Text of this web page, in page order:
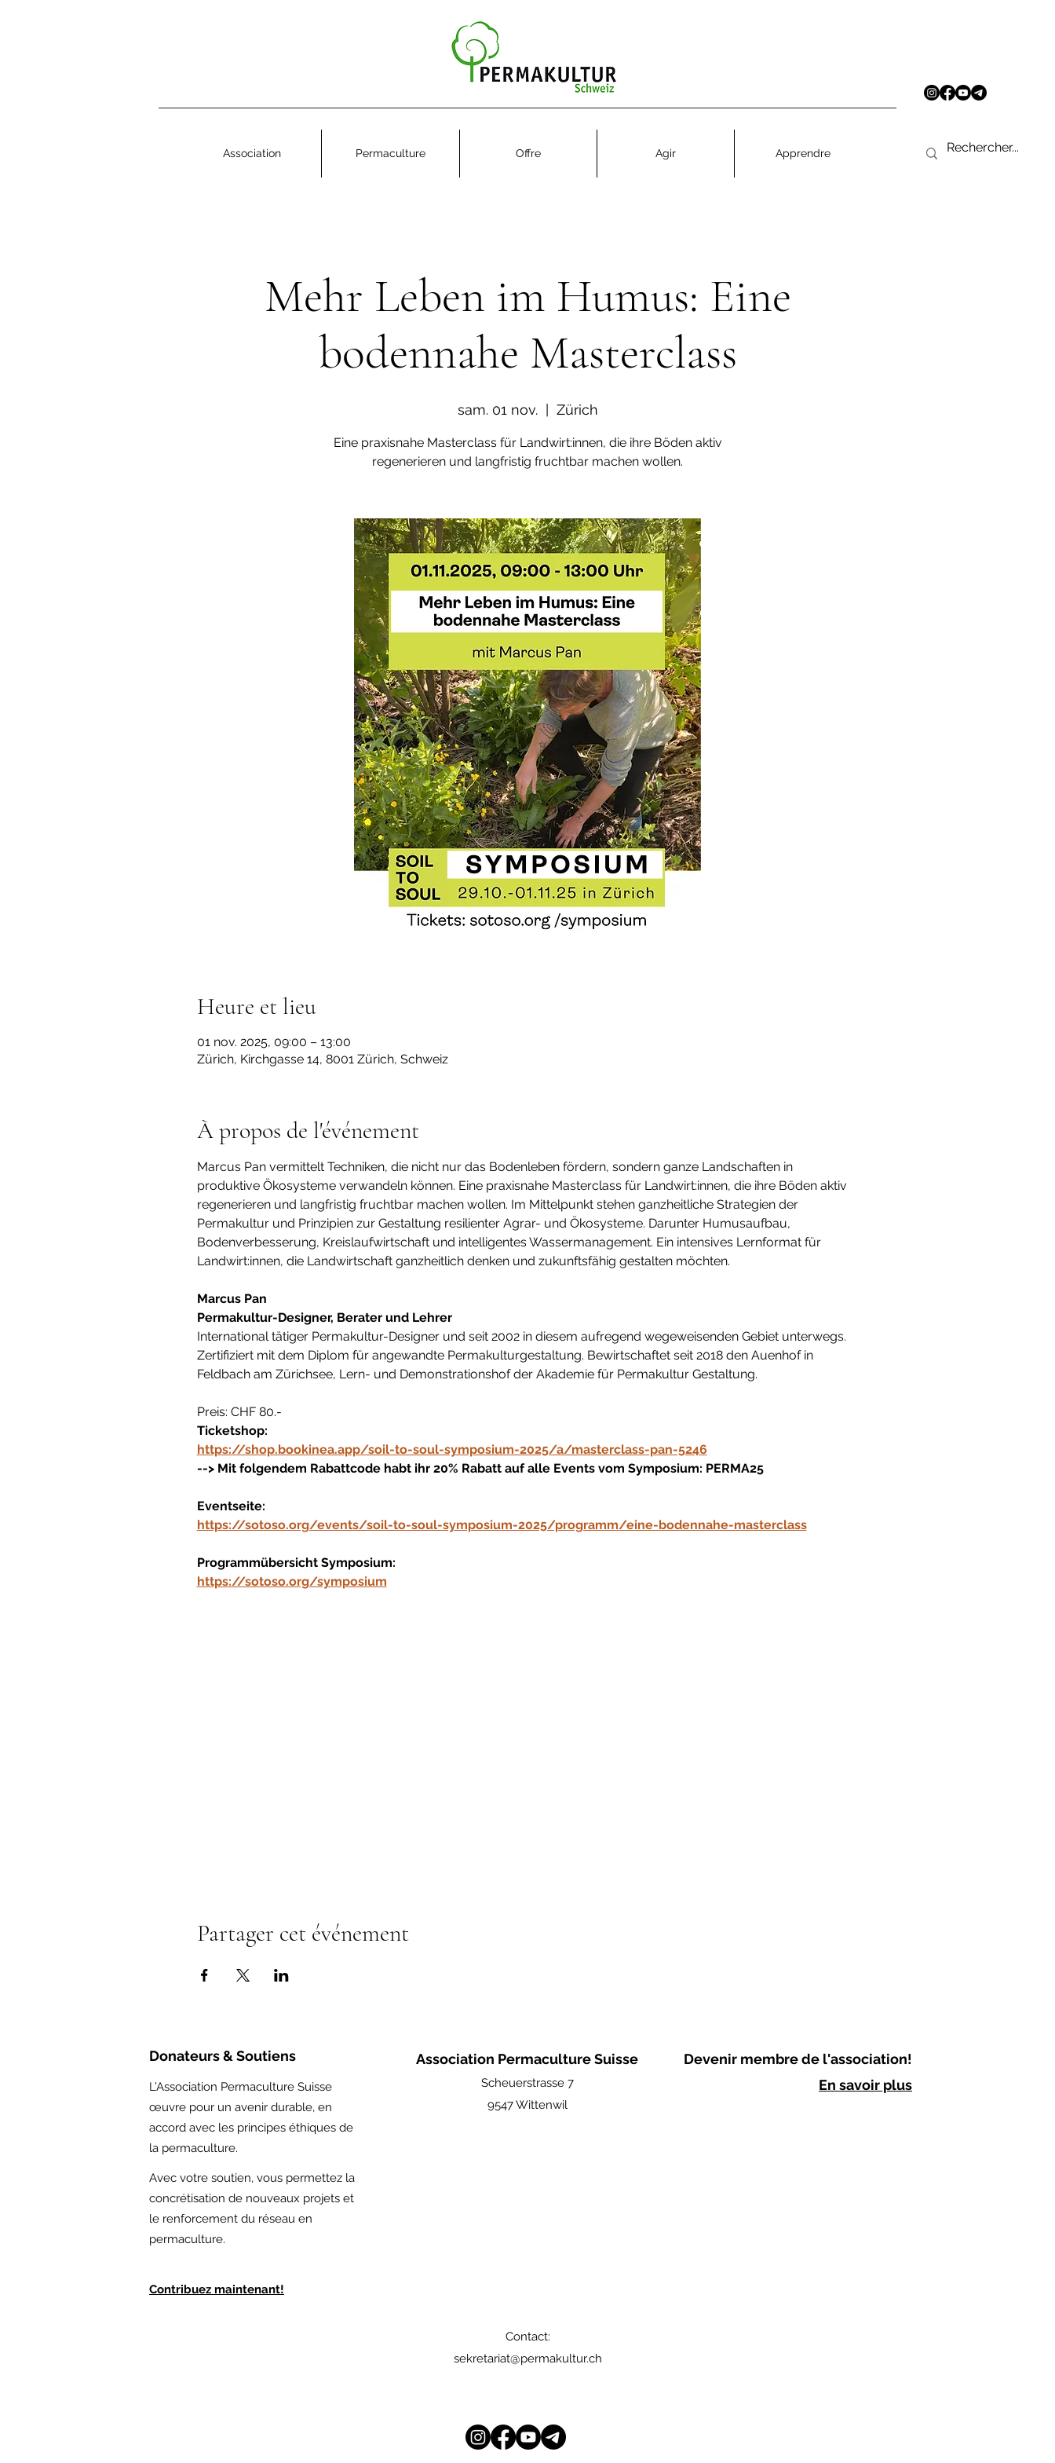
Association Permaculture Offre Agir Apprendre
Mehr Leben im Humus: Eine
bodennahe Masterclass
sam. 01 nov.
  |
Zürich
Eine praxisnahe Masterclass für Landwirt:innen, die ihre Böden aktiv
regenerieren und langfristig fruchtbar machen wollen.
Heure et lieu
01 nov. 2025, 09:00 – 13:00
Zürich, Kirchgasse 14, 8001 Zürich, Schweiz
À propos de l'événement
Marcus Pan vermittelt Techniken, die nicht nur das Bodenleben fördern, sondern ganze Landschaften in
produktive Ökosysteme verwandeln können. Eine praxisnahe Masterclass für Landwirt:innen, die ihre Böden aktiv
regenerieren und langfristig fruchtbar machen wollen. Im Mittelpunkt stehen ganzheitliche Strategien der
Permakultur und Prinzipien zur Gestaltung resilienter Agrar- und Ökosysteme. Darunter Humusaufbau,
Bodenverbesserung, Kreislaufwirtschaft und intelligentes Wassermanagement. Ein intensives Lernformat für
Landwirt:innen, die Landwirtschaft ganzheitlich denken und zukunftsfähig gestalten möchten.
Marcus Pan
Permakultur-Designer, Berater und Lehrer
International tätiger Permakultur-Designer und seit 2002 in diesem aufregend wegeweisenden Gebiet unterwegs.
Zertifiziert mit dem Diplom für angewandte Permakulturgestaltung. Bewirtschaftet seit 2018 den Auenhof in
Feldbach am Zürichsee, Lern- und Demonstrationshof der Akademie für Permakultur Gestaltung.
Preis: CHF 80.-
Ticketshop:
https://shop.bookinea.app/soil-to-soul-symposium-2025/a/masterclass-pan-5246
--> Mit folgendem Rabattcode habt ihr 20% Rabatt auf alle Events vom Symposium: PERMA25
Eventseite:
https://sotoso.org/events/soil-to-soul-symposium-2025/programm/eine-bodennahe-masterclass
Programmübersicht Symposium:
https://sotoso.org/symposium
Partager cet événement
Donateurs & Soutiens
L’Association Permaculture Suisse
œuvre pour un avenir durable, en
accord avec les principes éthiques de
la permaculture.
Avec votre soutien, vous permettez la
concrétisation de nouveaux projets et
le renforcement du réseau en
permaculture.
Contribuez maintenant!
Association Permaculture Suisse
Scheuerstrasse 7
9547 Wittenwil
Devenir membre de l'association!
En savoir plus
Contact:
sekretariat@permakultur.ch